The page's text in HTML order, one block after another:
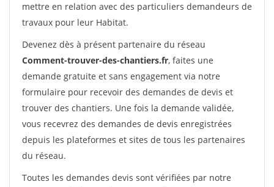
mettre en relation avec des particuliers demandeurs de
travaux pour leur Habitat.
Devenez dès à présent partenaire du réseau
Comment-trouver-des-chantiers.fr, faites une
demande gratuite et sans engagement via notre
formulaire pour recevoir des demandes de devis et
trouver des chantiers. Une fois la demande validée,
vous recevrez des demandes de devis enregistrées
depuis les plateformes et sites de tous les partenaires
du réseau.
Toutes les demandes devis sont vérifiées par notre